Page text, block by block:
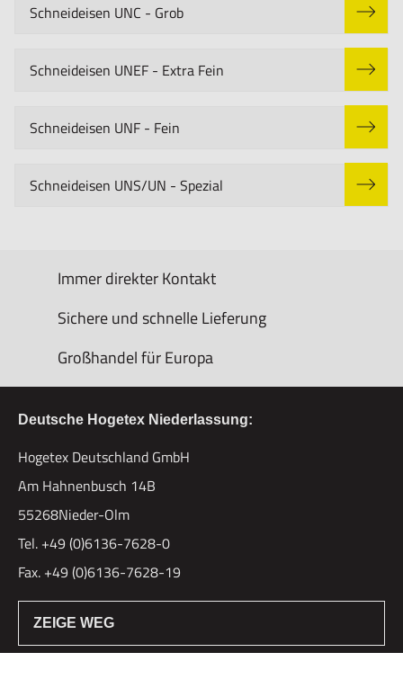
Schneideisen UNC - Grob
Schneideisen UNEF - Extra Fein
Schneideisen UNF - Fein
Schneideisen UNS/UN - Spezial
Immer direkter Kontakt
Sichere und schnelle Lieferung
Großhandel für Europa
Deutsche Hogetex Niederlassung:
Hogetex Deutschland GmbH
Am Hahnenbusch 14B
55268Nieder-Olm
Tel. +49 (0)6136-7628-0
Fax. +49 (0)6136-7628-19
ZEIGE WEG